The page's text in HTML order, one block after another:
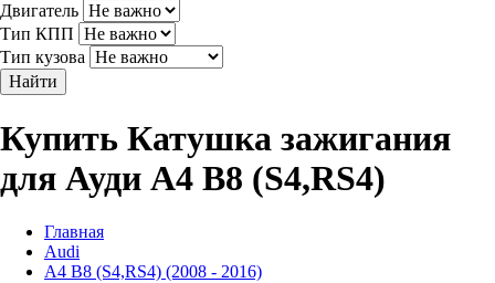
Двигатель
Тип КПП
Тип кузова
Найти
Купить Катушка зажигания
для Ауди A4 B8 (S4,RS4)
Главная
Audi
A4 B8 (S4,RS4) (2008 - 2016)